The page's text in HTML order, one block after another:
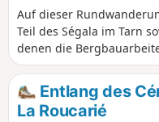
Auf dieser
Teil des Ségala im Tarn
denen die
um Carmaux gelangten.
Entlang des
La Roucarié